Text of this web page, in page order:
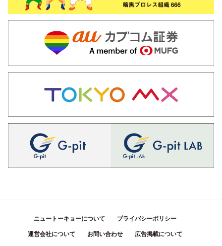
ニュートーキョーについて プライバシーポリシー
運営会社について お問い合わせ 広告掲載について